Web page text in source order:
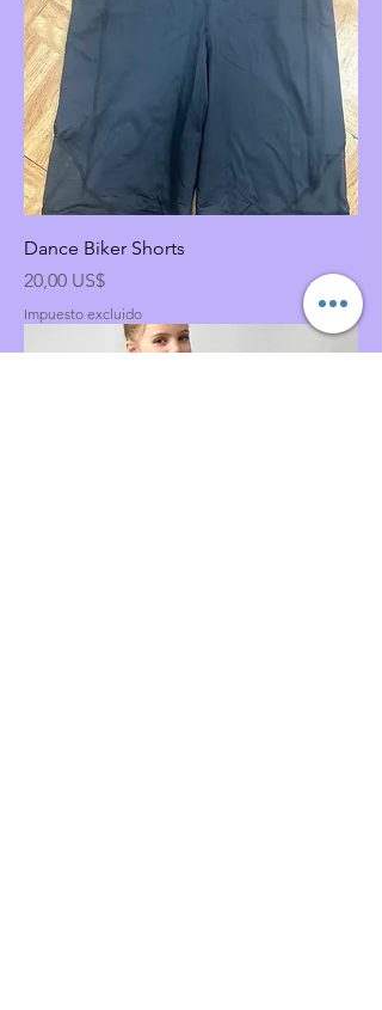
Dance Biker Shorts
Precio
20,00 US$
Impuesto excluido